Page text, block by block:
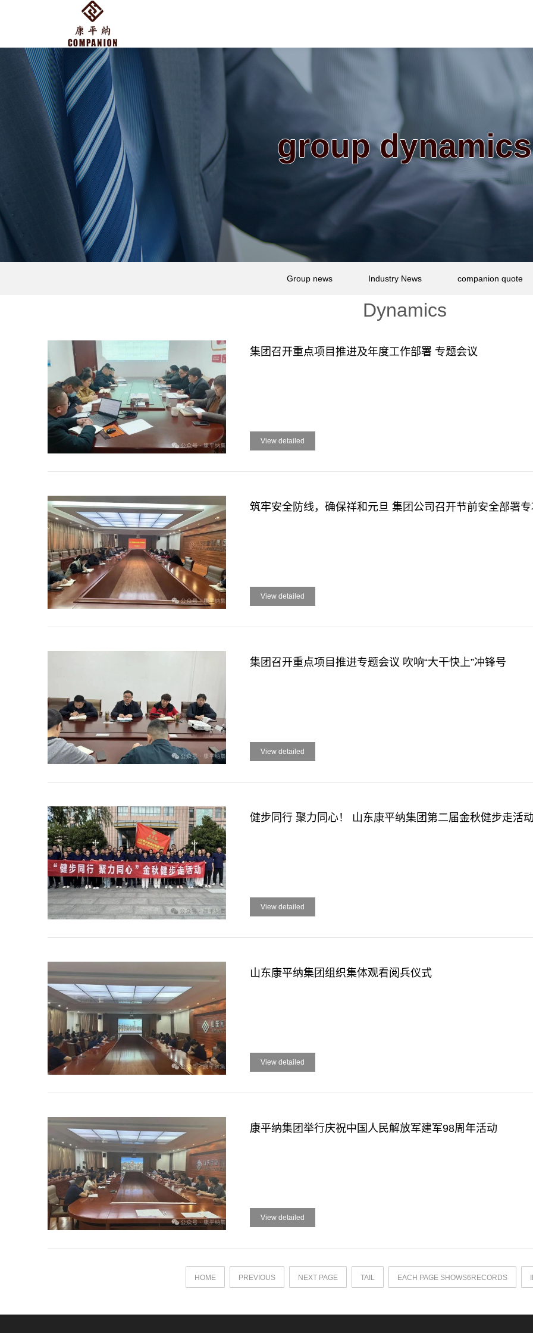
group dynamics
Group news Industry News companion quote
Dynamics
集团召开重点项目推进及年度工作部署 专题会议
View detailed
筑牢安全防线，确保祥和元旦 集团公司召开节前安全部署
View detailed
集团召开重点项目推进专题会议 吹响“大干快上”冲锋号
View detailed
健步同行 聚力同心！ 山东康平纳集团第二届金秋健步走活
View detailed
山东康平纳集团组织集体观看阅兵仪式
View detailed
康平纳集团举行庆祝中国人民解放军建军98周年活动
View detailed
HOME PREVIOUS NEXT PAGE TAIL EACH PAGE SHOWS6RECORDS